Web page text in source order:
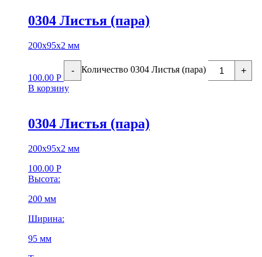
0304 Листья (пара)
200х95х2 мм
100.00 Р
- Количество 0304 Листья (пара)
+
В корзину
0304 Листья (пара)
200х95х2 мм
100.00 Р
Высота:
200 мм
Ширина:
95 мм